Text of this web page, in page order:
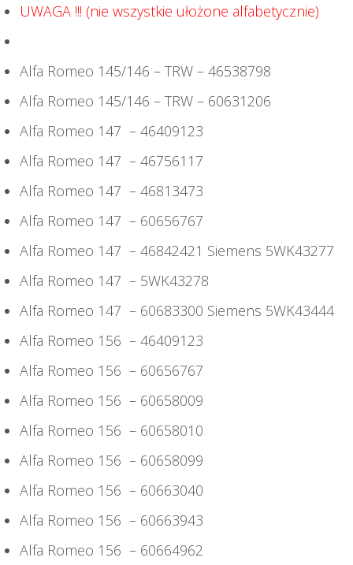
UWAGA !!! (nie wszystkie ułożone alfabetycznie)
Alfa Romeo 145/146 – TRW – 46538798
Alfa Romeo 145/146 – TRW – 60631206
Alfa Romeo 147 – 46409123
Alfa Romeo 147 – 46756117
Alfa Romeo 147 – 46813473
Alfa Romeo 147 – 60656767
Alfa Romeo 147 – 46842421 Siemens 5WK43277
Alfa Romeo 147 – 5WK43278
Alfa Romeo 147 – 60683300 Siemens 5WK43444
Alfa Romeo 156 – 46409123
Alfa Romeo 156 – 60656767
Alfa Romeo 156 – 60658009
Alfa Romeo 156 – 60658010
Alfa Romeo 156 – 60658099
Alfa Romeo 156 – 60663040
Alfa Romeo 156 – 60663943
Alfa Romeo 156 – 60664962